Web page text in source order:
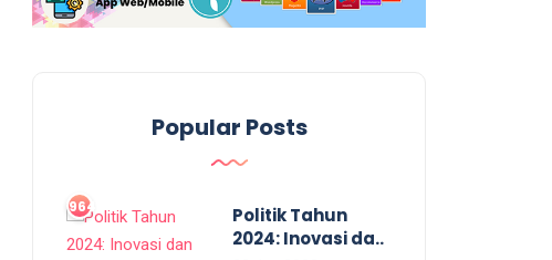
Popular Posts
964
Politik Tahun
2024: Inovasi da..